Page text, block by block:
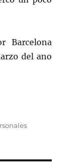
Barcelona
del ano